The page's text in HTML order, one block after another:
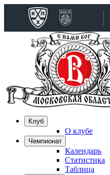
Клуб
О клубе
Чемпионат
Календарь
Статистика
Таблица